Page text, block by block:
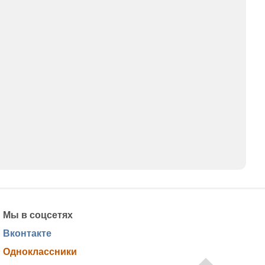
Мы в соцсетях
Вконтакте
Одноклассники